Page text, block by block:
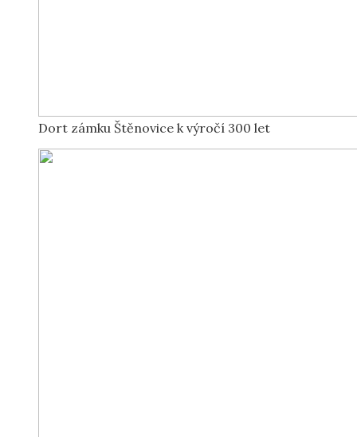
Dort zámku Štěnovice k výročí 300 let